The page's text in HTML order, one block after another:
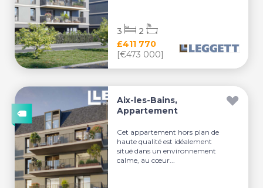
£411 770
[€473 000]
3 2
Aix-les-Bains,
Appartement
Cet appartement hors plan de
haute qualité est idéalement
situé dans un environnement
calme, au cœur...